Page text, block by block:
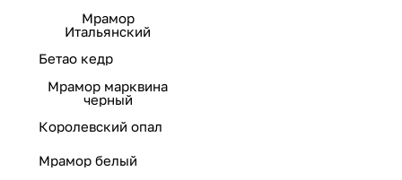
Мрамор
Итальянский
Бетао кедр
Мрамор марквина
черный
Королевский опал
Мрамор белый